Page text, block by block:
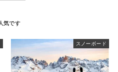
スノーボード